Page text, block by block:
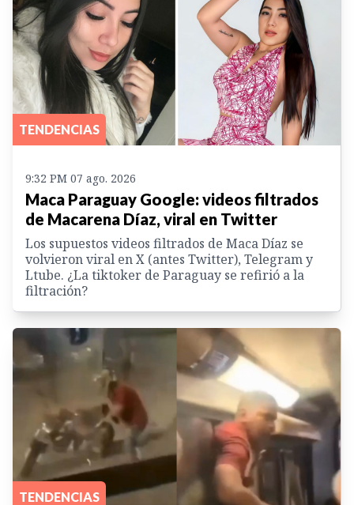
TENDENCIAS
9:32 PM 07 ago. 2026
Maca Paraguay Google: videos filtrados
de Macarena Díaz, viral en Twitter
Los supuestos videos filtrados de Maca Díaz se
volvieron viral en X (antes Twitter), Telegram y
Ltube. ¿La tiktoker de Paraguay se refirió a la
filtración?
TENDENCIAS